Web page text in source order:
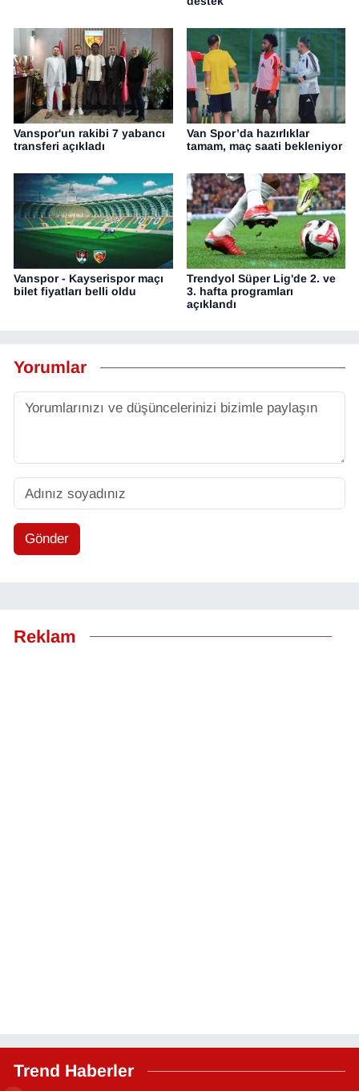
Vanspor'un rakibi 7 yabancı
transferi açıkladı
Van Spor’da hazırlıklar
tamam, maç saati bekleniyor
Vanspor - Kayserispor maçı
bilet fiyatları belli oldu
Trendyol Süper Lig'de 2. ve
3. hafta programları
açıklandı
Yorumlar
Gönder
Reklam
Trend Haberler